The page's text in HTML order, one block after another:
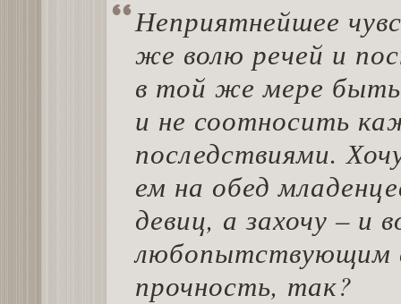
Неприятнейшее
же волю речей и
в той же мере быть
и не соотносить
последствиями.
ем на обед
девиц, а захочу – и
любопытствующим
прочность, так?